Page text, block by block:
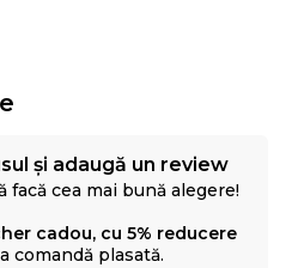
stilul si traiectoria Eysa inca
și adaugă un review
facă cea mai bună alegere!
cadou, cu 5% reducere
comandă plasată.